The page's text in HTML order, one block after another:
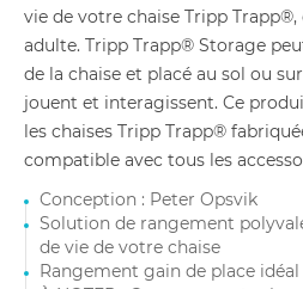
vie de votre chaise Tripp Trapp®,
adulte. Tripp Trapp® Storage
de la chaise et placé au sol ou
jouent et interagissent. Ce
les chaises Tripp Trapp®
compatible avec tous les
Conception : Peter Opsvik
Solution de rangement
de vie de votre chaise
Rangement gain de place